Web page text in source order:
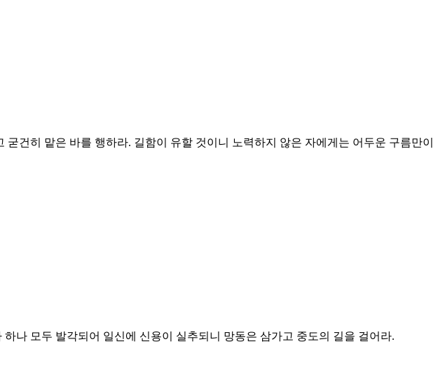
건히 맡은 바를 행하라. 길함이 유할 것이니 노력하지 않은 자에게는 어두운 구름만이
나 모두 발각되어 일신에 신용이 실추되니 망동은 삼가고 중도의 길을 걸어라.